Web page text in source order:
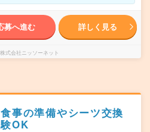
募へ進む 詳しく見る
株式会社ニッソーネット
事の準備やシーツ交換
OK